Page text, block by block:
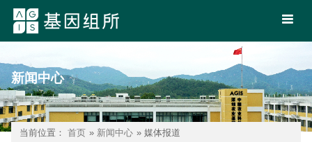
新闻中心
当前位置： 首页 » 新闻中心 » 媒体报道